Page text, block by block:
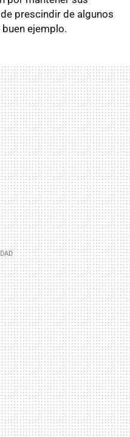
prescindir de algunos
buen ejemplo.